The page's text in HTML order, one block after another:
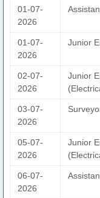
01-07-
2026
01-07-
2026
Junior
02-07-
2026
Junior
03-07-
2026
05-07-
2026
Junior
06-07-
2026